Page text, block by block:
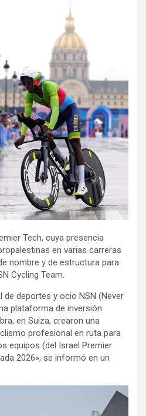
Tech, cuya presencia
en varias carreras
nombre y de estructura para
Cycling Team.
de deportes y ocio NSN (Never
plataforma de inversión
en Suiza, crearon una
profesional en ruta para
equipos (del Israel Premier
2026», se informó en un